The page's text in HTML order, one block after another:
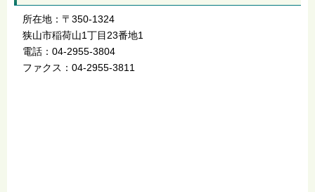
所在地：〒350-1324
狭山市稲荷山1丁目23番地1
電話：04-2955-3804
ファクス：04-2955-3811